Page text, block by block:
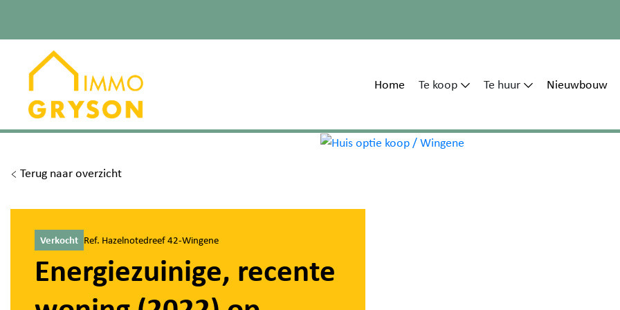
Home Te koop Te huur Nieuwbouw
Terug naar overzicht
Verkocht Ref. Hazelnotedreef 42-Wingene
Energiezuinige, recente